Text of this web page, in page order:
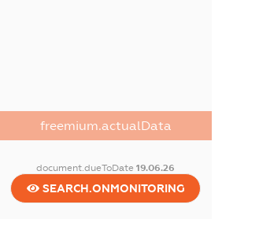
freemium.actualData
document.dueToDate19.06.26
SEARCH.ONMONITORING